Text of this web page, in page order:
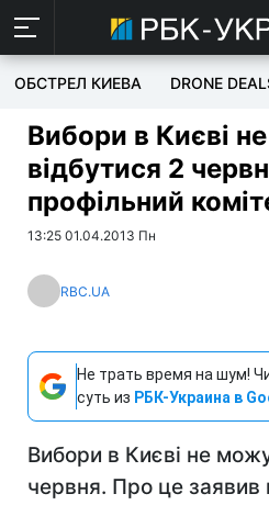
ОБСТРЕЛ КИЕВА DRONE
Вибори в Києві
відбутися 2
профільний
13:25 01.04.2013 Пн
RBC.UA
Не трать время на шум!
суть из РБК-Украина в
Вибори в Києві не
червня. Про це заявив